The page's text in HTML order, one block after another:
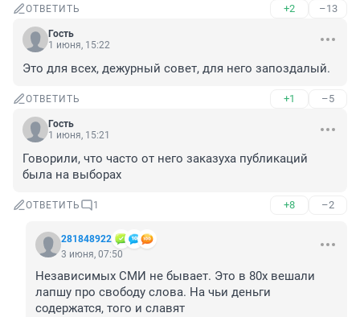
ОТВЕТИТЬ +2 –13
Гость
1 июня, 15:22
Это для всех, дежурный совет, для него запоздалый.
ОТВЕТИТЬ +1 –5
Гость
1 июня, 15:21
Говорили, что часто от него заказуха публикаций
была на выборах
ОТВЕТИТЬ 1 +8 –2
281848922
3 июня, 07:50
Независимых СМИ не бывает. Это в 80х вешали
лапшу про свободу слова. На чьи деньги
содержатся, того и славят